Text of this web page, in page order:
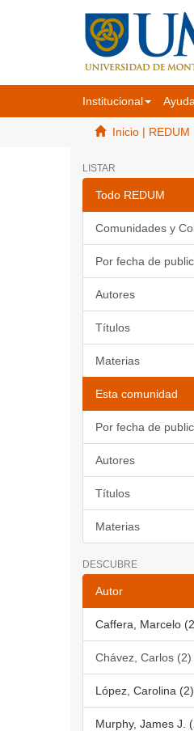
Institucional Ayuda
Inicio | REDUM
LISTAR
Todo REDUM
Comunidades y
Por fecha de
Autores
Títulos
Materias
Esta comunidad
Por fecha de
Autores
Títulos
Materias
DESCUBRE
Autor
Caffera, Marcelo
Chávez, Carlos (2)
López, Carolina (2)
Murphy, James J.